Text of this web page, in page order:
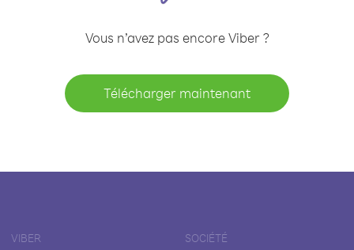
Vous n’avez pas encore Viber ?
Télécharger maintenant
VIBER SOCIÉTÉ